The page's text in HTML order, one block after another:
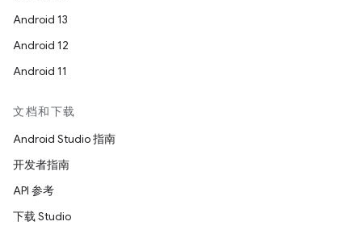
Android 13
Android 12
Android 11
文档和下载
Android Studio 指南
开发者指南
API 参考
下载 Studio